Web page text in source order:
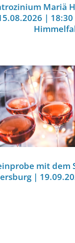
Mariä
|
mit dem
|